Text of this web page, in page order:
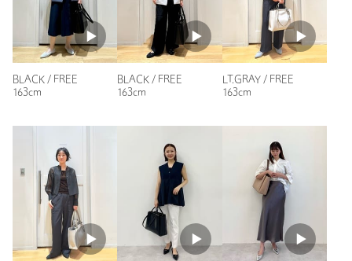
※画像の商品はサンプルです。
※商品を使用前に、タグ等に記載されている「取り扱い上の注意
書き」、「洗濯表示」を必ずご確認ください。
※商品画像は、光の当たり具合やパソコンなどの閲覧環境によ
り、実際の色味と異なって見える場合がございます。あらかじめ
ご了承ください。
お問い合わせの際は、ユナイテッドアローズ カスタマーサービ
スデスクまで下記の品名/品番をお申し付け下さい。
品名：★★Wﾊﾝﾄﾞﾙ３RM/TOTE/PCC 品番：35321991304
商品詳細
注文キャンセル 対象商品
ニックネーム： あー
投稿日： 2025年3月27日
購入カラー：BLACK
収納もたくさんあり、お弁当や水筒、書類など沢山入りそうで
性別： 女性
年代：20代前半
身長： 160cm
62人が参考になったと回答
BLACK / FREE
163cm
BLACK / FREE
163cm
LT.GRAY / FREE
163cm